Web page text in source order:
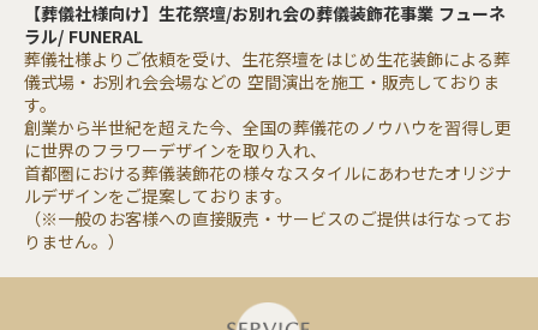
【葬儀社様向け】生花祭壇/お別れ会の葬儀装飾花事業 フューネ
ラル/ FUNERAL
葬儀社様よりご依頼を受け、生花祭壇をはじめ生花装飾による葬
儀式場・お別れ会会場などの 空間演出を施工・販売しておりま
す。
創業から半世紀を超えた今、全国の葬儀花のノウハウを習得し更
に世界のフラワーデザインを取り入れ、
首都圏における葬儀装飾花の様々なスタイルにあわせたオリジナ
ルデザインをご提案しております。
（※一般のお客様への直接販売・サービスのご提供は行なってお
りません。）